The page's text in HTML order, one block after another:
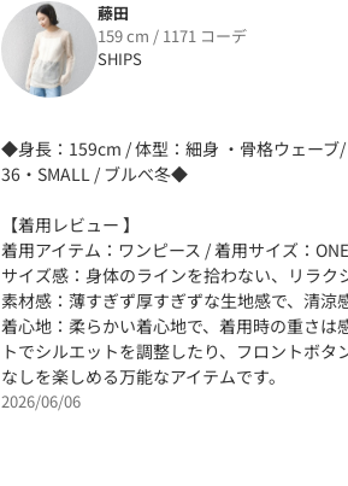
藤田
159 cm / 1171 コーデ
SHIPS
◆身長：159cm / 体型：細身 ・骨格ウェーブ/
36・SMALL / ブルべ冬◆
【着用レビュー 】
着用アイテム：ワンピース / 着用サイズ：
サイズ感：身体のラインを拾わない、リラク
素材感：薄すぎず厚すぎずな生地感で、清涼
着心地：柔らかい着心地で、着用時の重さは
トでシルエットを調整したり、フロントボ
なしを楽しめる万能なアイテムです。
2026/06/06